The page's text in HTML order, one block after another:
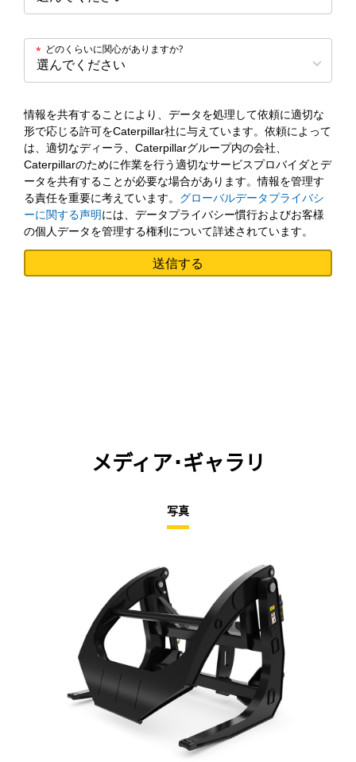
どのくらいに関心がありますか?
*
情報を共有することにより、データを処理して依頼に適切な
形で応じる許可をCaterpillar社に与えています。依頼によって
は、適切なディーラ、Caterpillarグループ内の会社、
Caterpillarのために作業を行う適切なサービスプロバイダとデ
ータを共有することが必要な場合があります。情報を管理す
る責任を重要に考えています。 グローバルデータプライバシ
ーに関する声明には、データプライバシー慣行およびお客様
の個人データを管理する権利について詳述されています。
メディア･ギャラリ
写真